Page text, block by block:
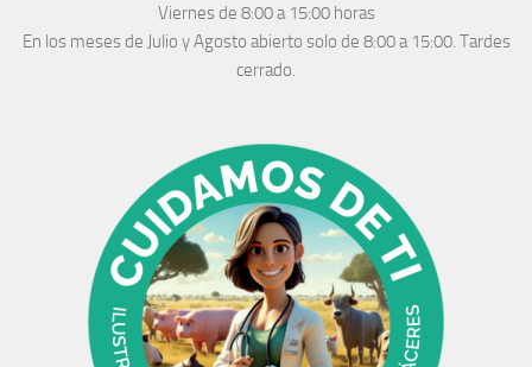
Viernes de 8:00 a 15:00 horas
En los meses de Julio y Agosto abierto solo de 8:00 a 15:00. Tardes
cerrado.